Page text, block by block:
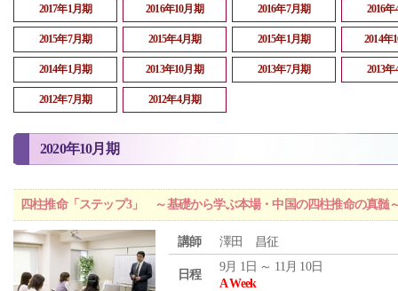
2017年1月期 2016年10月期 2016年7月期 2016
2015年7月期 2015年4月期 2015年1月期 2014年
2014年1月期 2013年10月期 2013年7月期 2013
2012年7月期 2012年4月期
2020年10月期
四柱推命「ステップ3」 ～基礎から学ぶ本場・中国の四柱推命の真髄
講師 澤田 昌征
日程
9月 1日 ～ 11月 10日
A Week